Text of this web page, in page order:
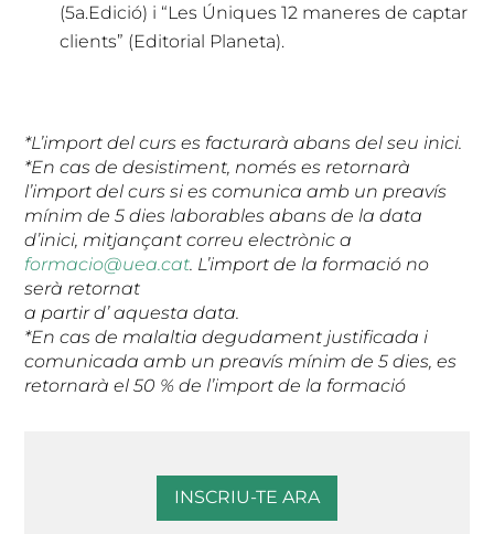
(5a.Edició) i “Les Úniques 12 maneres de captar
clients” (Editorial Planeta).
*L’import del curs es facturarà abans del seu inici.
*En cas de desistiment, només es retornarà
l’import del curs si es comunica amb un preavís
mínim de 5 dies laborables abans de la data
d’inici, mitjançant correu electrònic a
formacio@uea.cat. L’import de la formació no
serà retornat
a partir d’ aquesta data.
*En cas de malaltia degudament justificada i
comunicada amb un preavís mínim de 5 dies, es
retornarà el 50 % de l’import de la formació
INSCRIU-TE ARA